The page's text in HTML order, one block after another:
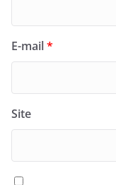
E-mail*
Site